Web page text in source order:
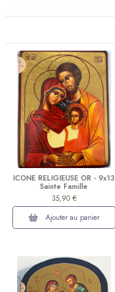
ICONE RELIGIEUSE OR - 9x13
Sainte Famille
35,90 €
Ajouter au panier